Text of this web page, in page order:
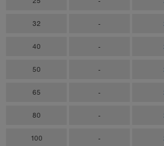
32 -
40 -
50 -
65 -
80 -
100 -